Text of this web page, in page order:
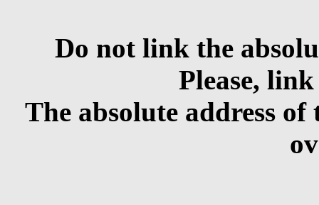
Do not link the
Please,
The absolute address